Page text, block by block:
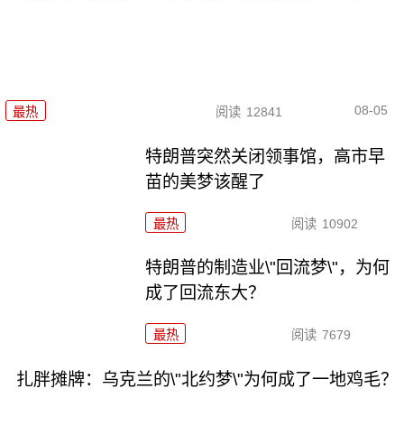
最热 阅读 12841 08-05
特朗普突然关闭领事馆，高市早
苗的美梦该醒了
最热 阅读 10902
特朗普的制造业\"回流梦\"，为何
成了回流东大？
最热 阅读 7679
扎胖摊牌：乌克兰的\"北约梦\"为何成了一地鸡毛？